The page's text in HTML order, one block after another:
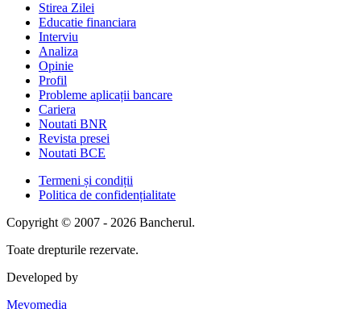
Stirea Zilei
Educatie financiara
Interviu
Analiza
Opinie
Profil
Probleme aplicații bancare
Cariera
Noutati BNR
Revista presei
Noutati BCE
Termeni și condiții
Politica de confidențialitate
Copyright © 2007 - 2026 Bancherul.
Toate drepturile rezervate.
Developed by
Mevomedia